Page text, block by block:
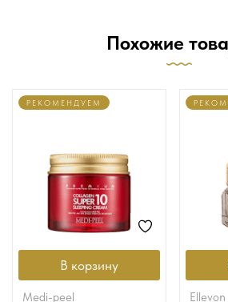
Похожие
В корзину
РЕКОМЕНДУЕМ
medi-peel ellevon